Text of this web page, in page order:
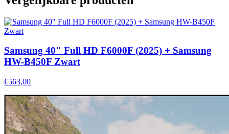
Samsung 40" Full HD F6000F (2025) + Samsung
HW-B450F Zwart
€563,00